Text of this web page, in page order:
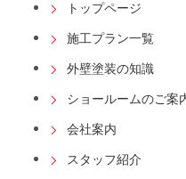
トップページ
施工プラン一覧
外壁塗装の知識
ショールームのご案
会社案内
スタッフ紹介